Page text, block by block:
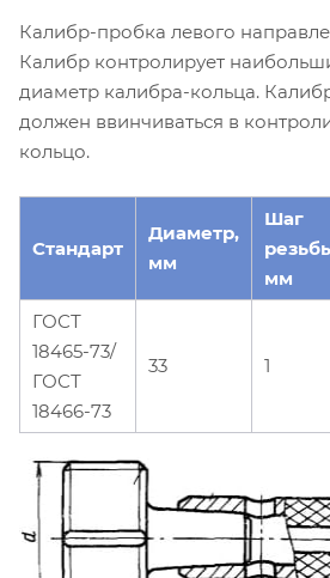
Калибр-пробка левого
Калибр контролирует
диаметр калибра-кольца.
должен ввинчиваться в
кольцо.
Стандарт
Диаметр,
мм
Шаг
мм
ГОСТ
18465-73/
ГОСТ
18466-73
33 1